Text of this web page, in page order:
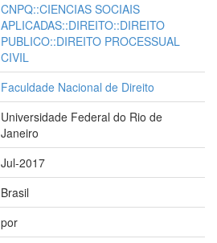
CNPQ::CIENCIAS SOCIAIS
APLICADAS::DIREITO::DIREITO
PUBLICO::DIREITO PROCESSUAL
CIVIL
Faculdade Nacional de Direito
Universidade Federal do Rio de
Janeiro
Jul-2017
Brasil
por